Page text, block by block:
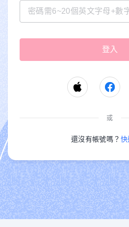
或
還沒有帳號嗎？ 快